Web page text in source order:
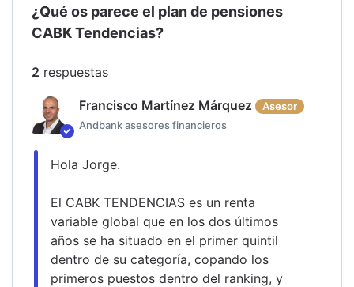
¿Qué os parece el plan de pensiones
CABK Tendencias?
2 respuestas
Francisco Martínez Márquez
Asesor
Andbank asesores financieros
Hola Jorge.
El CABK TENDENCIAS es un renta
variable global que en los dos últimos
años se ha situado en el primer quintil
dentro de su categoría, copando los
primeros puestos dentro del ranking, y